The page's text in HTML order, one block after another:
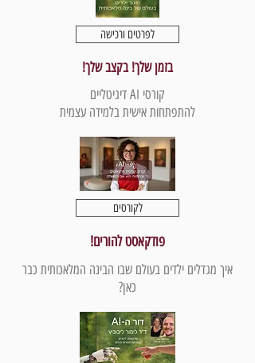
לפרטים ורכישה
בזמן שלך! בקצב שלך!
קורסי AI דיגיטליים
להתפתחות אישית בלמידה עצמית
לקורסים
פודקאסט להורים!
איך מגדלים ילדים בעולם שבו הבינה המלאכותית כבר
כאן?